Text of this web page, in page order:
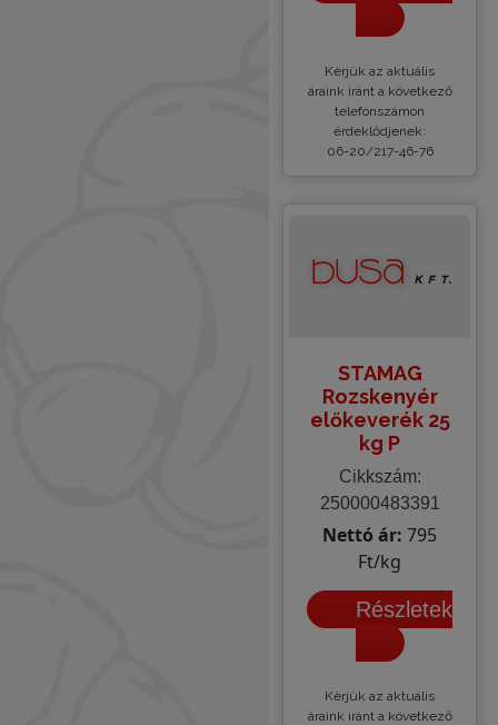
Kèrjük az aktuális
áraink iránt a következő
telefonszámon
érdeklődjenek:
06-20/217-46-76
STAMAG
Rozskenyér
előkeverék 25
kg P
Cikkszám:
250000483391
Nettó ár: 795
Ft/kg
Részletek
Kèrjük az aktuális
áraink iránt a következő